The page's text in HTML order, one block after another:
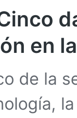
en
de la